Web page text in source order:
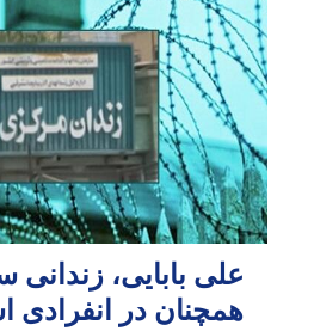
علی بابایی،
همچنان در